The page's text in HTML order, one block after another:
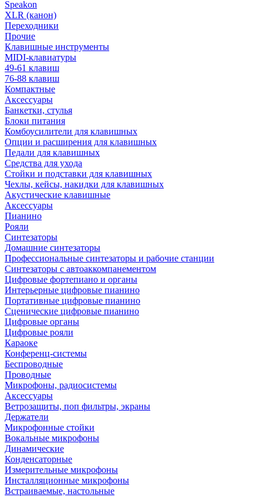
Speakon
XLR (канон)
Переходники
Прочие
Клавишные инструменты
MIDI-клавиатуры
49-61 клавиш
76-88 клавиш
Компактные
Аксессуары
Банкетки, стулья
Блоки питания
Комбоусилители для клавишных
Опции и расширения для клавишных
Педали для клавишных
Средства для ухода
Стойки и подставки для клавишных
Чехлы, кейсы, накидки для клавишных
Акустические клавишные
Аксессуары
Пианино
Рояли
Синтезаторы
Домашние синтезаторы
Профессиональные синтезаторы и рабочие станции
Синтезаторы с автоаккомпанементом
Цифровые фортепиано и органы
Интерьерные цифровые пианино
Портативные цифровые пианино
Сценические цифровые пианино
Цифровые органы
Цифровые рояли
Караоке
Конференц-системы
Беспроводные
Проводные
Микрофоны, радиосистемы
Аксессуары
Ветрозащиты, поп фильтры, экраны
Держатели
Микрофонные стойки
Вокальные микрофоны
Динамические
Конденсаторные
Измерительные микрофоны
Инсталляционные микрофоны
Встраиваемые, настольные